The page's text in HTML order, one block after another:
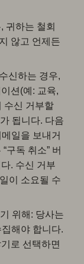
귀하는 철회
않고 언제든
신하는 경우,
션(예: 교육,
수신 거부할
됩니다. 다음
메일을 보내거
구독 취소” 버
. 수신 거부
이 소요될 수
위해: 당사는
해야 합니다.
로 선택하면